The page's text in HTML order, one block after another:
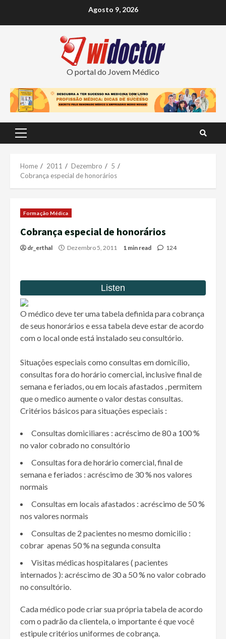
Agosto 9, 2026
O portal do Jovem Médico
Primary
Home 2011 Dezembro
5
Cobrança especial de honorários
Formação Médica
Cobrança especial de honorários
dr_erthal Dezembro 5, 2011 1 min read 124
O médico deve ter uma tabela definida para cobrança
de seus honorários e essa tabela deve estar de acordo
com o local onde está instalado seu consultório.
Situações especiais como consultas em domicílio,
consultas fora do horário comercial, inclusive final de
semana e feriados, ou em locais afastados , permitem
que o medico aumente o valor destas consultas.
Critérios básicos para situações especiais :
Consultas domiciliares : acréscimo de 80 a 100 %
no valor cobrado no consultório
Consultas fora de horário comercial, final de
semana e feriados : acréscimo de 30 % nos valores
normais
Consultas em locais afastados : acréscimo de 50 %
nos valores normais
Consultas de 2 pacientes no mesmo domicilio :
cobrar apenas 50 % na segunda consulta
Visitas médicas hospitalares ( pacientes
internados ): acréscimo de 30 a 50 % no valor cobrado
no consultório.
Cada médico pode criar sua própria tabela de acordo
com o padrão da clientela, o importante é que você
estipule critérios uniformes de cobrança.